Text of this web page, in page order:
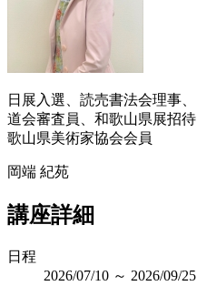
日展入選、読売書法会理事
道会審査員、和歌山県展招
歌山県美術家協会会員
岡端 紀苑
講座詳細
日程
2026/07/10 ～ 2026/09/25